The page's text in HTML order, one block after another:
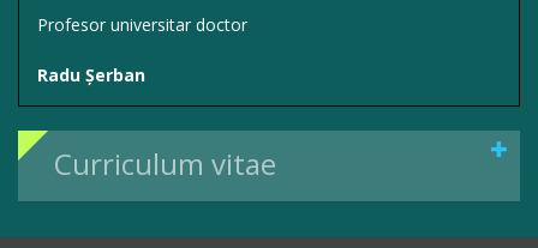
Profesor universitar doctor
Radu Șerban
Curriculum vitae